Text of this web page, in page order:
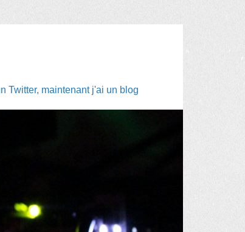
Twitter, maintenant j'ai un blog